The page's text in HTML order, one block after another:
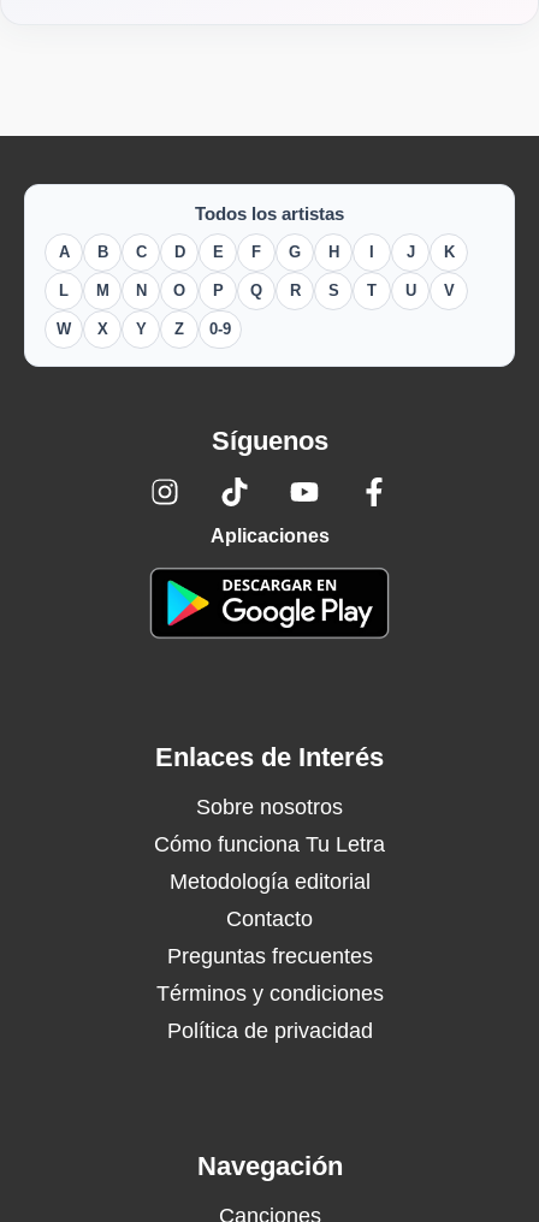
Todos los artistas
A B C D E F G H J K
L M N O P Q R S T U V
W X Y Z 0-9
Síguenos
Aplicaciones
Enlaces de Interés
Sobre nosotros
Cómo funciona Tu Letra
Metodología editorial
Contacto
Preguntas frecuentes
Términos y condiciones
Política de privacidad
Navegación
Canciones